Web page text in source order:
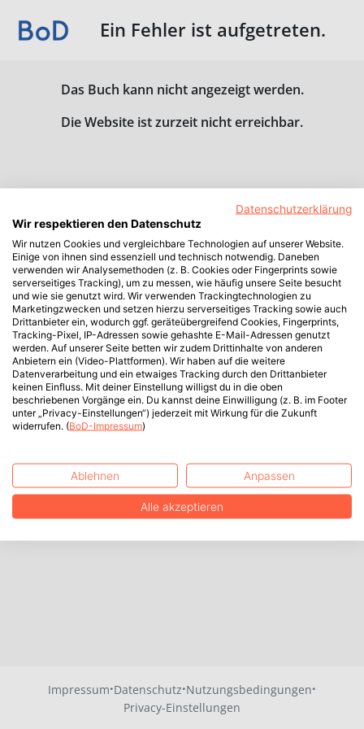
Ein Fehler ist aufgetreten.
Das Buch kann nicht angezeigt werden.
Die Website ist zurzeit nicht erreichbar.
Impressum·Datenschutz·Nutzungsbedingungen·
Privacy-Einstellungen
Datenschutzerklärung
Wir respektieren den Datenschutz
Wir nutzen Cookies und vergleichbare Technologien auf unserer Website.
Einige von ihnen sind essenziell und technisch notwendig. Daneben
verwenden wir Analysemethoden (z. B. Cookies oder Fingerprints sowie
serverseitiges Tracking), um zu messen, wie häufig unsere Seite besucht
und wie sie genutzt wird. Wir verwenden Trackingtechnologien zu
Marketingzwecken und setzen hierzu serverseitiges Tracking sowie auch
Drittanbieter ein, wodurch ggf. geräteübergreifend Cookies, Fingerprints,
Tracking-Pixel, IP-Adressen sowie gehashte E-Mail-Adressen genutzt
werden. Auf unserer Seite betten wir zudem Drittinhalte von anderen
Anbietern ein (Video-Plattformen). Wir haben auf die weitere
Datenverarbeitung und ein etwaiges Tracking durch den Drittanbieter
keinen Einfluss. Mit deiner Einstellung willigst du in die oben
beschriebenen Vorgänge ein. Du kannst deine Einwilligung (z. B. im Footer
unter „Privacy-Einstellungen“) jederzeit mit Wirkung für die Zukunft
widerrufen. (BoD-Impressum)
Ablehnen Anpassen
Alle akzeptieren